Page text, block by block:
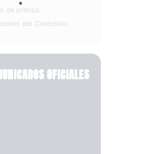
de prensa
del Colectivo
OFICIALES